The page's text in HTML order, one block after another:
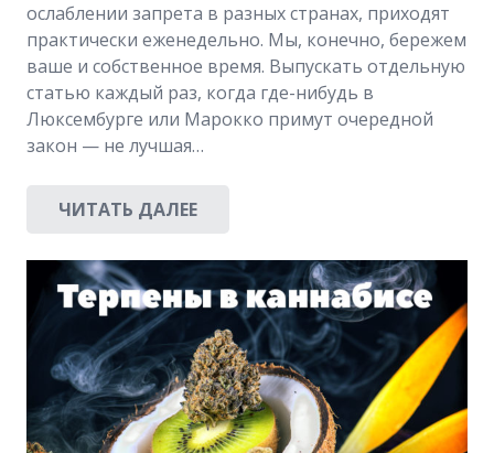
ослаблении запрета в разных странах, приходят
практически еженедельно. Мы, конечно, бережем
ваше и собственное время. Выпускать отдельную
статью каждый раз, когда где-нибудь в
Люксембурге или Марокко примут очередной
закон — не лучшая…
ЧИТАТЬ ДАЛЕЕ